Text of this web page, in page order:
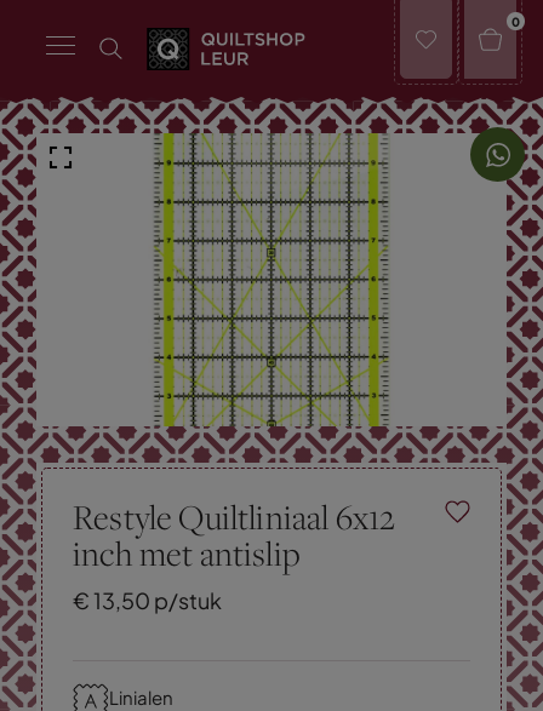
0
Restyle Quiltliniaal 6x12
inch met antislip
€13,50 p/stuk
Linialen